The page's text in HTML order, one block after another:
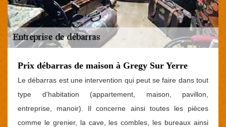
Prix débarras de maison à Gregy Sur Yerre
Le débarras est une intervention qui peut se faire dans tout
type d'habitation (appartement, maison, pavillon,
entreprise, manoir). Il concerne ainsi toutes les pièces
comme le grenier, la cave, les combles, les bureaux ainsi